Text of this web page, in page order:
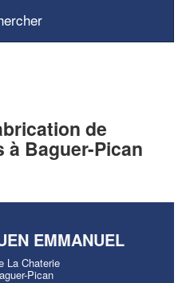
de
Baguer-Pican
EMMANUEL
La Chaterie
Pican